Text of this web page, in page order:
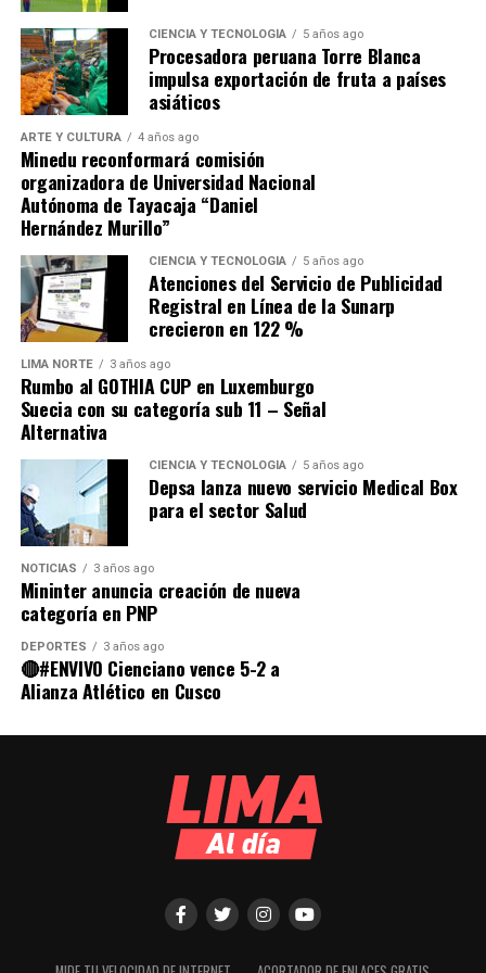
Cajamarca, en el cual necesitan el triunfo si o si, no solo
para recuperarse de la derrota sufrida en Andahuaylas
ante Los Chankas, sino buscar que Alianza Lima no se les
escape.
Source link
Comparte esto:
CIENCIA Y TECNOLOGÍA 5 años ago
Procesadora peruana Torre Blanca
impulsa exportación de fruta a países
asiáticos
ARTE Y CULTURA 4 años ago
Minedu reconformará comisión
organizadora de Universidad Nacional
Autónoma de Tayacaja “Daniel
Hernández Murillo”
CIENCIA Y TECNOLOGÍA 5 años ago
Atenciones del Servicio de Publicidad
Registral en Línea de la Sunarp
crecieron en 122 %
LIMA NORTE 3 años ago
Rumbo al GOTHIA CUP en Luxemburgo
Suecia con su categoría sub 11 – Señal
Alternativa
CIENCIA Y TECNOLOGÍA 5 años ago
Depsa lanza nuevo servicio Medical Box
para el sector Salud
NOTICIAS 3 años ago
Mininter anuncia creación de nueva
categoría en PNP
DEPORTES 3 años ago
🔴#ENVIVO Cienciano vence 5-2 a
Alianza Atlético en Cusco